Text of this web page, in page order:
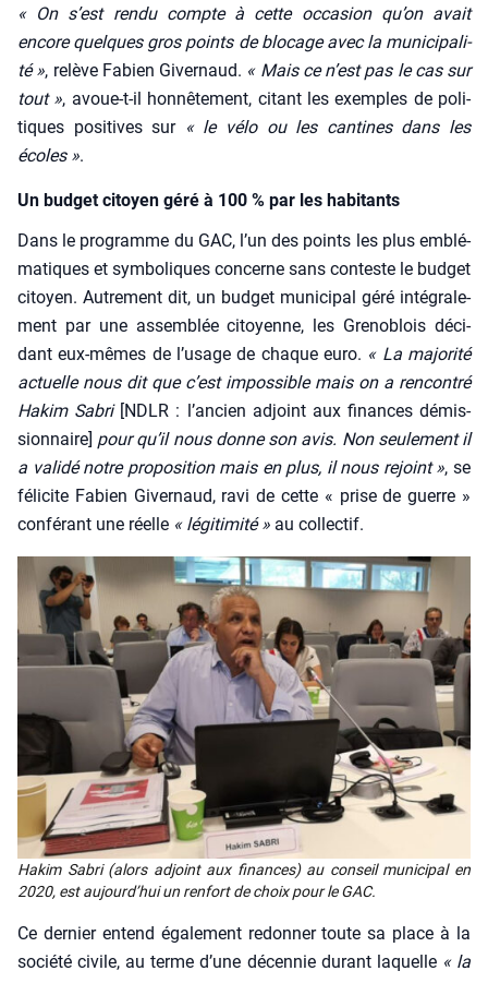
« On s’est ren­du compte à cette occa­sion qu’on avait
encore quelques gros points de blo­cage avec la muni­ci­pa­li­
té », relève Fabien Giver­naud. « Mais ce n’est pas le cas sur
tout », avoue-t-il hon­nê­te­ment, citant les exemples de poli­
tiques posi­tives sur « le vélo ou les can­tines dans les
écoles ».
Un budget citoyen géré à 100 % par les habitants
Dans le pro­gramme du GAC, l’un des points les plus emblé­
ma­tiques et sym­bo­liques concerne sans conteste le bud­get
citoyen. Autre­ment dit, un bud­get muni­ci­pal géré inté­gra­le­
ment par une assem­blée citoyenne, les Gre­no­blois déci­
dant eux-mêmes de l’usage de chaque euro. « La majo­ri­té
actuelle nous dit que c’est impos­sible mais on a ren­con­tré
Hakim Sabri [NDLR : l’an­cien adjoint aux finances démis­
sion­naire] pour qu’il nous donne son avis. Non seule­ment il
a vali­dé notre pro­po­si­tion mais en plus, il nous rejoint », se
féli­cite Fabien Giver­naud, ravi de cette « prise de guerre »
confé­rant une réelle « légi­ti­mi­té » au col­lec­tif.
Hakim Sabri (alors adjoint aux finances) au conseil muni­ci­pal en
2020, est aujourd’­hui un ren­fort de choix pour le GAC.
Ce der­nier entend éga­le­ment redon­ner toute sa place à la
socié­té civile, au terme d’une décen­nie durant laquelle « la